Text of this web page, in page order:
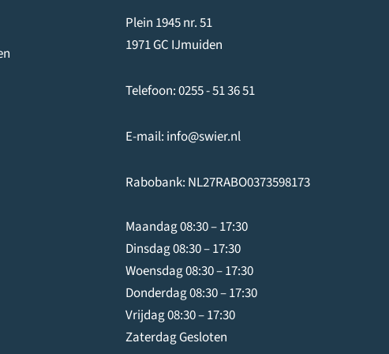
Plein 1945 nr. 51
1971 GC IJmuiden
Telefoon:0255 - 51 36 51
E-mail: info@swier.nl
Rabobank: NL27RABO0373598173
Maandag 08:30 – 17:30
Dinsdag 08:30 – 17:30
Woensdag 08:30 – 17:30
Donderdag 08:30 – 17:30
Vrijdag 08:30 – 17:30
Zaterdag Gesloten